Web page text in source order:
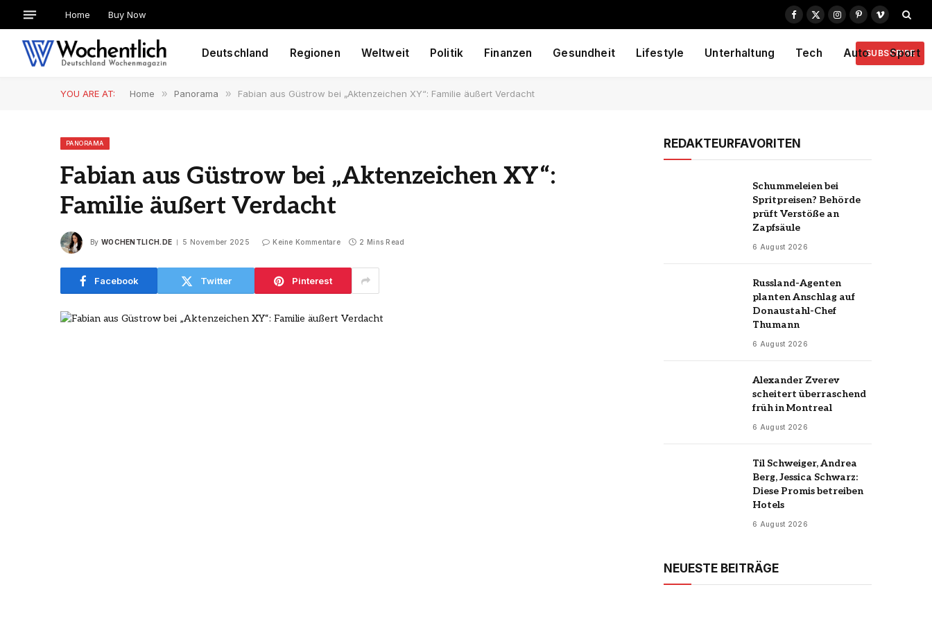
Home Buy Now
Facebook
X
Instagram
PinterestVimeo
Deutschland Regionen Weltweit Politik Finanzen Gesundheit Lifestyle Unterhaltung Tech Auto Sport
SUBSCRIBE
YOU ARE AT: Home » Panorama » Fabian aus Güstrow bei „Aktenzeichen XY“: Familie äußert Verdacht
PANORAMA
Fabian aus Güstrow bei „Aktenzeichen XY“:
Familie äußert Verdacht
By WOCHENTLICH.DE 5 November 2025 Keine Kommentare 2 Mins Read
Facebook Twitter Pinterest
REDAKTEURFAVORITEN
Schummeleien bei
Spritpreisen? Behörde
prüft Verstöße an
Zapfsäule
6 August 2026
Russland-Agenten
planten Anschlag auf
Donaustahl-Chef
Thumann
6 August 2026
Alexander Zverev
scheitert überraschend
früh in Montreal
6 August 2026
Til Schweiger, Andrea
Berg, Jessica Schwarz:
Diese Promis betreiben
Hotels
6 August 2026
NEUESTE BEITRÄGE